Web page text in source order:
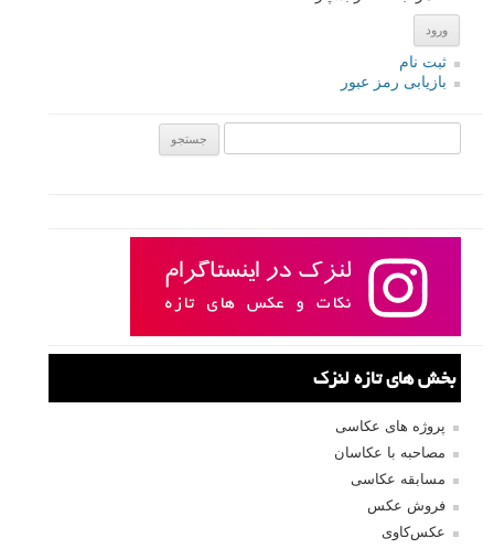
ثبت نام
بازیابی رمز عبور
بخش های تازه لنزک
پروژه های عکاسی
مصاحبه با عکاسان
مسابقه عکاسی
فروش عکس
عکس‌کاوی